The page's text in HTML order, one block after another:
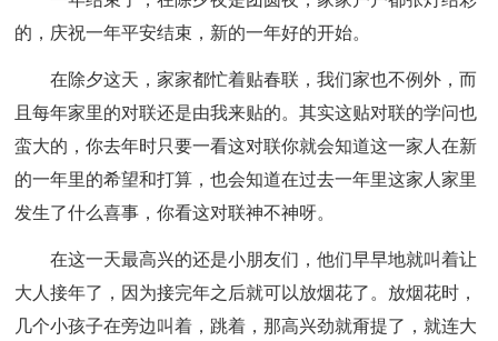
的，庆祝一年平安结束，新的一年好的开始。
在除夕这天，家家都忙着贴春联，我们家也不例外，而
且每年家里的对联还是由我来贴的。其实这贴对联的学问也
蛮大的，你去年时只要一看这对联你就会知道这一家人在新
的一年里的希望和打算，也会知道在过去一年里这家人家里
发生了什么喜事，你看这对联神不神呀。
在这一天最高兴的还是小朋友们，他们早早地就叫着让
大人接年了，因为接完年之后就可以放烟花了。放烟花时，
几个小孩子在旁边叫着，跳着，那高兴劲就甭提了，就连大